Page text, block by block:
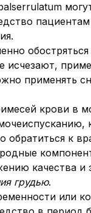
применять
крови в
обратиться к
качества и
грудью.
или